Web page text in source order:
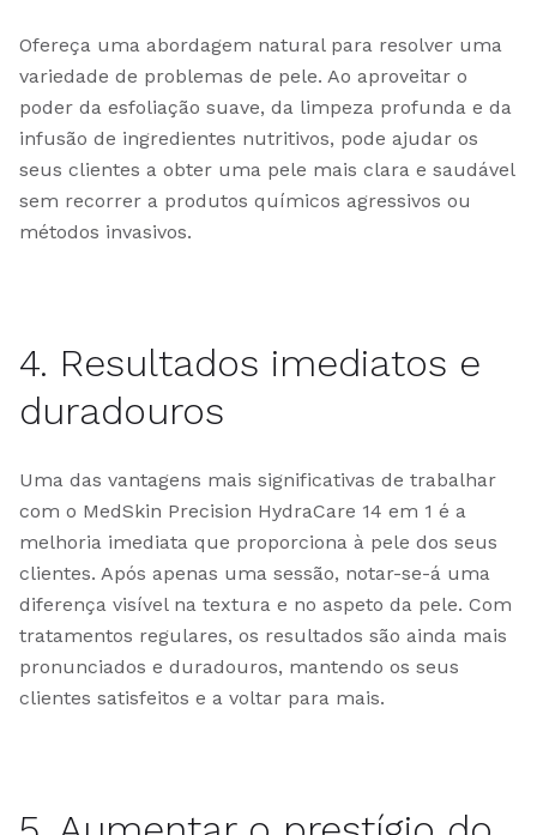
Ofereça uma abordagem natural para resolver uma
variedade de problemas de pele. Ao aproveitar o
poder da esfoliação suave, da limpeza profunda e da
infusão de ingredientes nutritivos, pode ajudar os
seus clientes a obter uma pele mais clara e saudável
sem recorrer a produtos químicos agressivos ou
métodos invasivos.
4. Resultados imediatos e
duradouros
Uma das vantagens mais significativas de trabalhar
com o MedSkin Precision HydraCare 14 em 1 é a
melhoria imediata que proporciona à pele dos seus
clientes. Após apenas uma sessão, notar-se-á uma
diferença visível na textura e no aspeto da pele. Com
tratamentos regulares, os resultados são ainda mais
pronunciados e duradouros, mantendo os seus
clientes satisfeitos e a voltar para mais.